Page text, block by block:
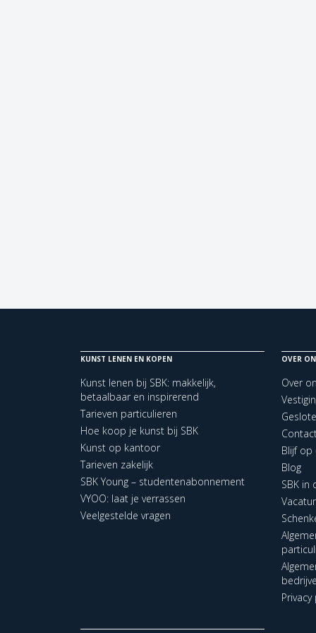
KUNST LENEN EN KOPEN
Kunst lenen bij SBK: makkelijk,
betaalbaar en inspirerend
Tarieven particulieren
Hoe koop je kunst bij SBK
Kunst op kantoor
Tarieven zakelijk
SBK Young – studentenabonnement
VYOO: laat je verrassen
Veelgestelde vragen
OVER
Over
Blijf op
Blog
SBK in